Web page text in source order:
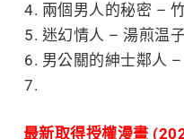
兩個男人的秘密 –
迷幻情人 – 湯煎温
男公關的紳士鄰人
最新取得授權漫畫